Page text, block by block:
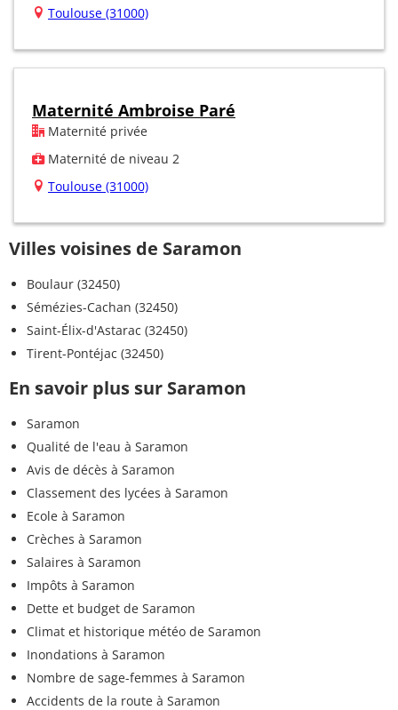
Toulouse (31000)
Maternité Ambroise Paré
Maternité privée
Maternité de niveau 2
Toulouse (31000)
Villes voisines de Saramon
Boulaur (32450)
Sémézies-Cachan (32450)
Saint-Élix-d'Astarac (32450)
Tirent-Pontéjac (32450)
En savoir plus sur Saramon
Saramon
Qualité de l'eau à Saramon
Avis de décès à Saramon
Classement des lycées à Saramon
Ecole à Saramon
Crèches à Saramon
Salaires à Saramon
Impôts à Saramon
Dette et budget de Saramon
Climat et historique météo de Saramon
Inondations à Saramon
Nombre de sage-femmes à Saramon
Accidents de la route à Saramon